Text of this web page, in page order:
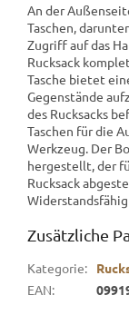
An der
Taschen,
Zugriff auf das
Rucksack
Tasche bietet
Gegenstände
des Rucksacks
Taschen für die
Werkzeug. Der
hergestellt, der
Rucksack
Zusätzliche
Kategorie:
EAN: